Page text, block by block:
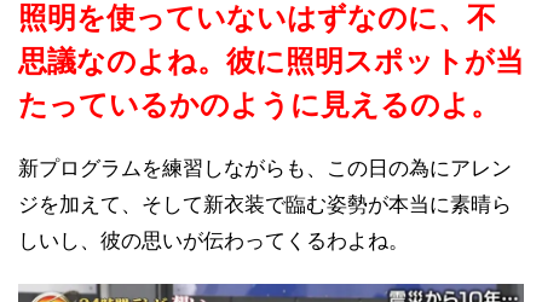
照明を使っていないはずなのに、不
思議なのよね。彼に照明スポットが当
たっているかのように見えるのよ。
新プログラムを練習しながらも、この日の為にアレン
ジを加えて、そして新衣装で臨む姿勢が本当に素晴ら
しいし、彼の思いが伝わってくるわよね。